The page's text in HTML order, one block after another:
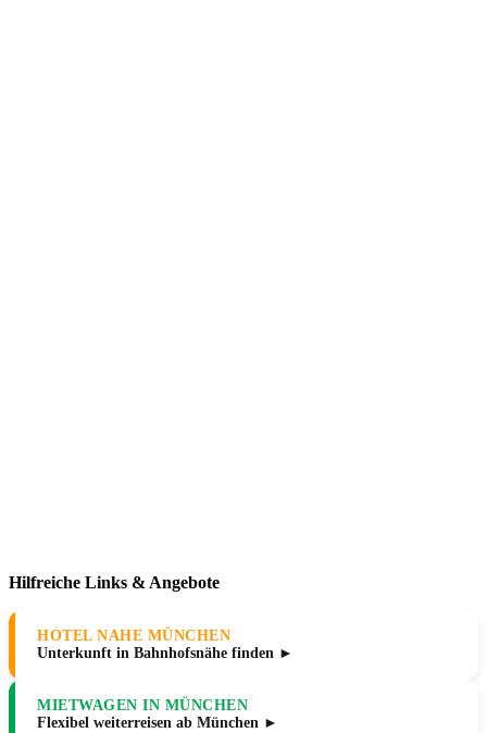
Hilfreiche Links & Angebote
HOTEL NAHE MÜNCHEN
Unterkunft in Bahnhofsnähe finden ►
MIETWAGEN IN MÜNCHEN
Flexibel weiterreisen ab München ►